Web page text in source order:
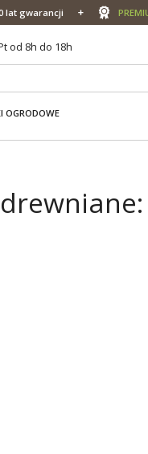
lat gwarancji
od 8h do 18h
OGRODOWE